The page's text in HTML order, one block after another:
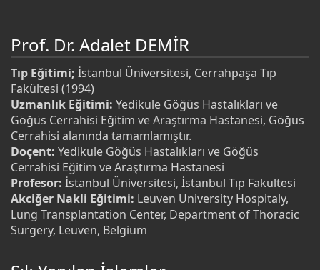
Prof. Dr. Adalet DEMİR
Tıp Eğitimi; İstanbul Üniversitesi, Cerrahpaşa Tıp
Fakültesi (1994)
Uzmanlık Eğitimi: Yedikule Göğüs Hastalıkları ve
Göğüs Cerrahisi Eğitim ve Araştırma Hastanesi, Göğüs
Cerrahisi alanında tamamlamıştır.
Doçent: Yedikule Göğüs Hastalıkları ve Göğüs
Cerrahisi Eğitim ve Araştırma Hastanesi
Profesor: İstanbul Üniversitesi, İstanbul Tıp Fakültesi
Akciğer Nakli Eğitimi: Leuven University Hospitaly,
Lung Transplantation Center, Department of Thoracic
Surgery, Leuven, Belgium